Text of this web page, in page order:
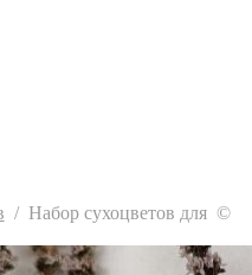
/ Набор сухоцветов для ©